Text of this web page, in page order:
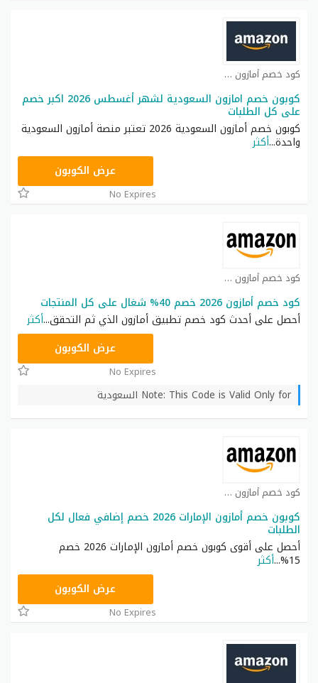
كود خصم أمازون كوبون
كوبون خصم امازون السعودية لشهر أغسطس 2026 اكبر خصم
على كل الطلبات
كوبون خصم أمازون السعودية 2026 تعتبر منصة أمازون السعودية
واحدة...أكثر
عرض الكوبون
No Expires
كود خصم أمازون كوبون
كود خصم أمازون 2026 خصم 40% شغال على كل المنتجات
أحصل على أحدث كود خصم تطبيق أمازون الذي ثم التحقق...أكثر
عرض الكوبون
No Expires
Note: This Code is Valid Only for السعودية
كود خصم أمازون كوبون
كوبون خصم أمازون الإمارات 2026 خصم إضافي فعال لكل
الطلبات
أحصل على أقوى كوبون خصم أمازون الإمارات 2026 خصم
15%
...أكثر
عرض الكوبون
No Expires